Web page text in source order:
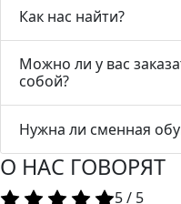
Как нас найти?
Можно ли у вас заказать еду? Или
собой?
Нужна ли сменная
О НАС ГОВОРЯТ
5/ 5